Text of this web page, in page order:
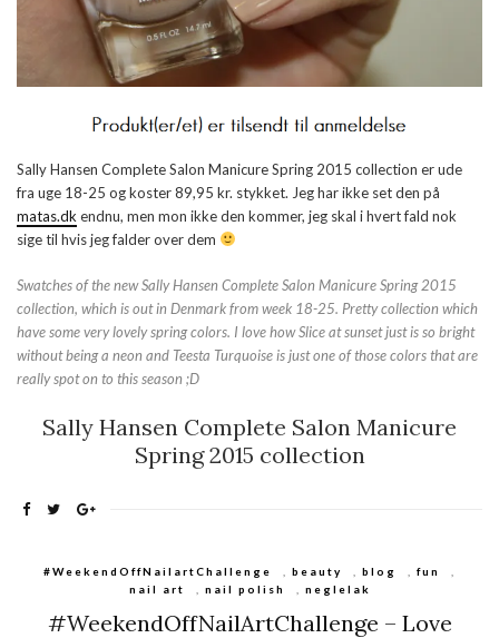
Sally Hansen Complete Salon Manicure Spring 2015 collection er ude
fra uge 18-25 og koster 89,95 kr. stykket. Jeg har ikke set den på
matas.dk endnu, men mon ikke den kommer, jeg skal i hvert fald nok
sige til hvis jeg falder over dem
Swatches of the new Sally Hansen Complete Salon Manicure Spring 2015
collection, which is out in Denmark from week 18-25. Pretty collection which
have some very lovely spring colors. I love how Slice at sunset just is so bright
without being a neon and Teesta Turquoise is just one of those colors that are
really spot on to this season ;D
Sally Hansen Complete Salon Manicure
Spring 2015 collection
#WeekendOffNailartChallenge beauty blog fun
nail art
nail polish neglelak
#WeekendOffNailArtChallenge – Love